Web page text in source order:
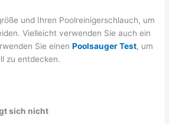
und Ihren Poolreinigerschlauch, um
Vielleicht verwenden Sie auch ein
Sie einenPoolsauger Test, um
zu entdecken.
sich nicht